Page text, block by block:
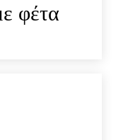
φέτα